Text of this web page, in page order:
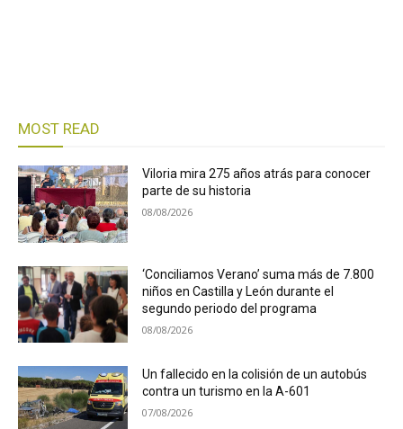
MOST READ
Viloria mira 275 años atrás para conocer
parte de su historia
08/08/2026
‘Conciliamos Verano’ suma más de 7.800
niños en Castilla y León durante el
segundo periodo del programa
08/08/2026
Un fallecido en la colisión de un autobús
contra un turismo en la A-601
07/08/2026